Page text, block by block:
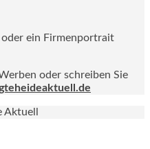
ein Firmenportrait
oder schreiben Sie